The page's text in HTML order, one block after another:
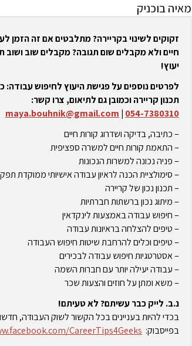
מאיה בוכניק
זקוקים לשינוי בקריירה? מתלבטים אם זה
חיים ולא מקבלים שום תגובה? מקבלים שוב
יעוץ!
לפרטים נוספים על פגישת היעוץ לחיפוש עבודה:
תכנון קריירה וכמובן גם לתיאום, צרו קשר:
054-7380310
|
maya.bouhnik@gmail.com
– כתיבה, בדיקה ושדרוג קורות חיים
– התאמת קורות חיים למשרה ספציפית
– פניה נכונה למשרות הנכונות
– סימולציית הכנה לראיון עבודה אישיותי ממוקדת
– תכנון נכון של קריירה
– מיתוג נכון ברשתות חברתיות
– חיפוש עבודה באמצעות לינקדאין
– טיפים להצלחה בראיונות עבודה
– טיפים וכלים להרחבת שיטות חיפוש העבודה
– אסטרטגיות חיפוש עבודה לבכירים
– עבודה יעילה יותר עם חברות השמה
– משא ומתן על חוזים והצעות שכר
נ.ב. לייק כבר עשיתם? לא טעיתם!
בכדי להיות בעניינים בכל הקשור לשוק העבודה,
בפייסבוק: CareerTips4Geeks